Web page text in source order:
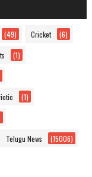
(49) Cricket (6)
(1)
(1)
Telugu News (15006)